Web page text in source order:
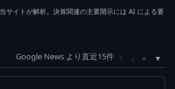
サイトが解析。決算関連の主要開示には AI による要
Google News より直近15件 ↑ ↓ ×